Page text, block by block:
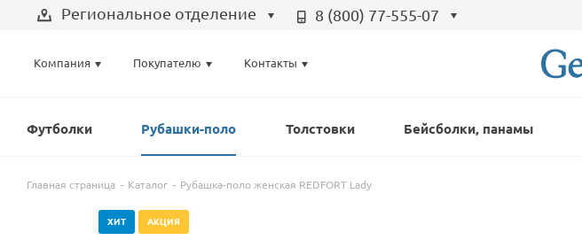
Региональное отделение 8 (800) 77-555-07
Компания Покупателю Контакты
Футболки Рубашки-поло Толстовки Бейсболки, панамы
Главная страница Каталог Рубашка-поло женская REDFORT Lady
ХИТ АКЦИЯ